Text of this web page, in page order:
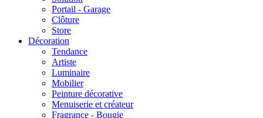
Portail - Garage
Clôture
Store
Décoration
Tendance
Artiste
Luminaire
Mobilier
Peinture décorative
Menuiserie et créateur
Fragrance - Bougie